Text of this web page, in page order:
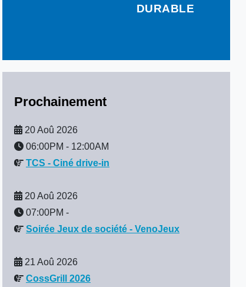
DURABLE
Prochainement
20 Aoû 2026
06:00PM - 12:00AM
TCS - Ciné drive-in
20 Aoû 2026
07:00PM -
Soirée Jeux de société - VenoJeux
21 Aoû 2026
CossGrill 2026